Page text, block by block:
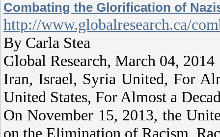
Combating the Glorification of
http://www.globalresearch.ca/
By Carla Stea
Global Research, March 04, 2014
Iran, Israel, Syria United, For
United States, For Almost a
On November 15, 2013, the
on the Elimination of Racism,